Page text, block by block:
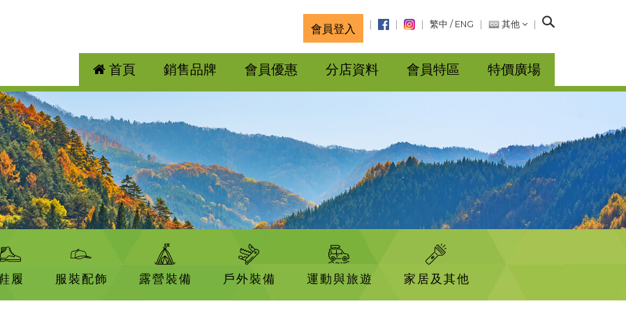
會員登入 繁中 / ENG 其他
搜
首頁 銷售品牌 會員優惠 分店資料 會員特區 特價廣場
履 服裝配飾 露營裝備 戶外裝備 運動與旅遊 家居及其他